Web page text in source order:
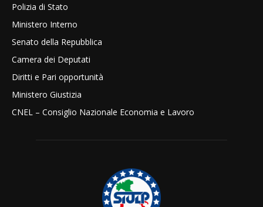
Polizia di Stato
Ministero Interno
Senato della Repubblica
Camera dei Deputati
Diritti e Pari opportunità
Ministero Giustizia
CNEL – Consiglio Nazionale Economia e Lavoro